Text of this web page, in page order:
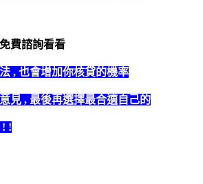
費諮詢看看
, 也會增加你核貸的機率
見 , 最後再選擇最合適自己的
! !